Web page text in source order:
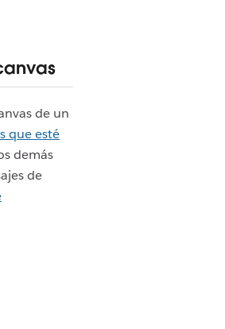
de un
que esté
demás
de